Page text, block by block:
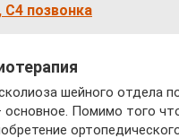
C4 позвонка
шейного отдела
основное. Помимо того